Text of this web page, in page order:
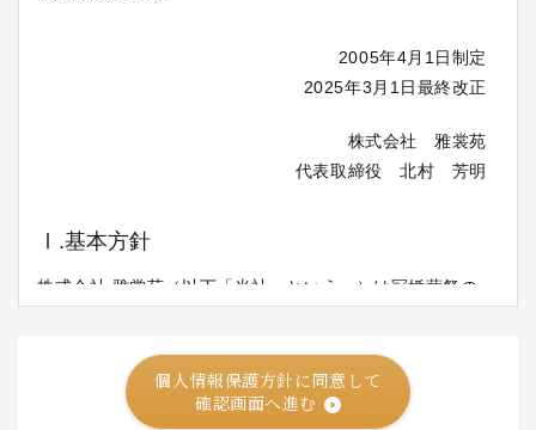
個人情報保護方針に同意して
確認画面へ進む